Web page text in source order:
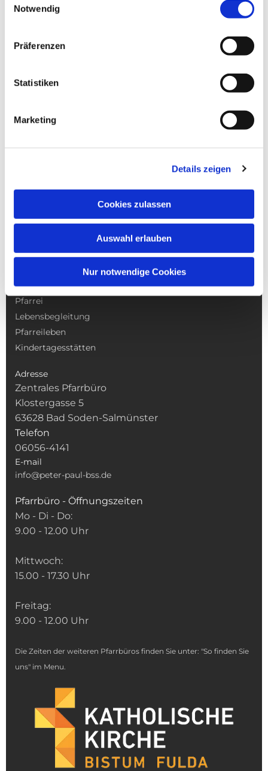
Notwendig
Präferenzen
Statistiken
Marketing
Details zeigen
Cookies zulassen
Auswahl erlauben
Nur notwendige Cookies
Gottesdienste
Pfarrei
Lebensbegleitung
Pfarreileben
Kindertagesstätten
Adresse
Zentrales Pfarrbüro
Klostergasse 5
63628 Bad Soden-Salmünster
Telefon
06056-4141
E-mail
info@peter-paul-bss.de
Pfarrbüro - Öffnungszeiten
Mo - Di - Do:
9.00 - 12.00 Uhr
Mittwoch:
15.00 - 17.30 Uhr
Freitag:
9.00 - 12.00 Uhr
Die Zeiten der weiteren Pfarrbüros finden Sie unter: "So finden Sie
uns" im Menu.